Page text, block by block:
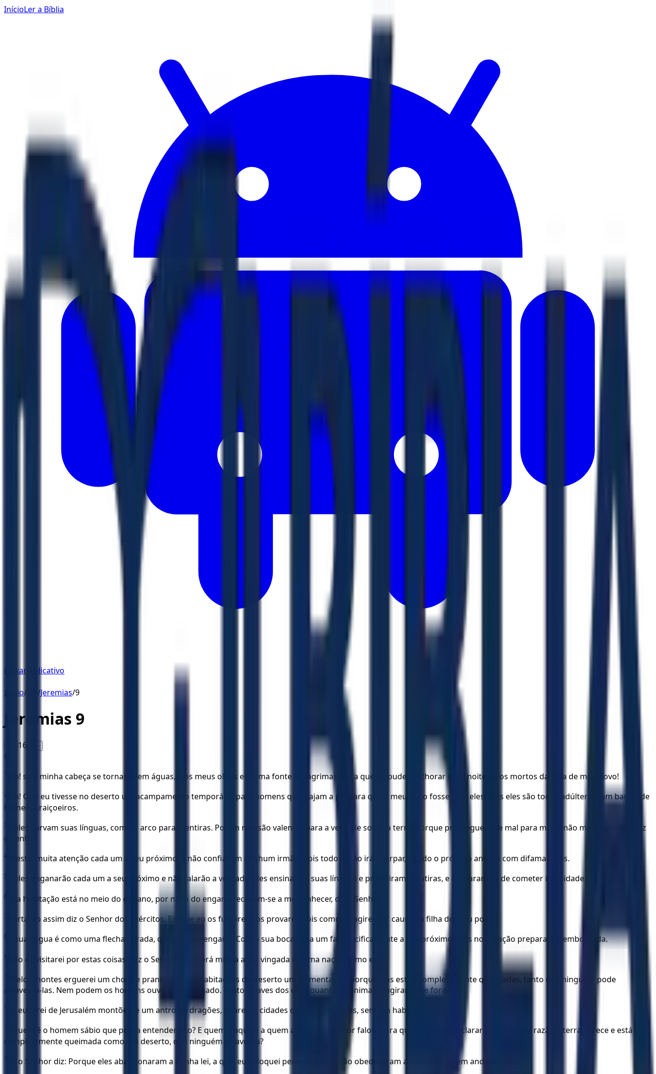
InícioLer a Bíblia
Baixar Aplicativo
Início/ /Jeremias/9
Jeremias 9
16 A+
KJF
1 Oh! se a minha cabeça se tornasse em águas, e os meus olhos em uma fonte de lágrimas, para que eu pudesse chorar dia e noite pelos mortos da filha de meu povo!
2
Oh! Que eu tivesse no deserto um acampamento temporário para homens que viajam a pé, para que o meu povo fosse com eles! Pois eles são todos adúlteros, um bando de
homens traiçoeiros.
3
E eles curvam suas línguas, como o arco para mentiras. Porém não são valentes para a verdade sobre a terra, porque prosseguem de mal para mal, e não me conhecem, diz
o Senhor.
4 Prestai muita atenção cada um a seu próximo, e não confiai em nenhum irmão, pois todo irmão irá usurpar, e todo o próximo andará com difamadores.
5 E eles enganarão cada um a seu próximo e não falarão a verdade. Eles ensinaram suas línguas e proferiram mentiras, e cansaram-se de cometer iniquidade.
6 Tua habitação está no meio do engano, por meio do engano recusam-se a me conhecer, diz o Senhor.
7 Portanto assim diz o Senhor dos Exércitos. Eis que eu os fundirei e os provarei, pois como eu agirei por causa da filha do meu povo?
8 A sua língua é como uma flecha atirada, que profere engano. Com a sua boca cada um fala pacificamente a seu próximo, mas no coração prepara-lhe emboscada.
9 Não os visitarei por estas coisas? diz o Senhor. Não será minha alma vingada de uma nação como esta?
10
Pelos montes erguerei um choro e pranto, e pelas habitações do deserto uma lamentação, porque elas estão completamente queimadas, tanto que ninguém pode
atravessá-las. Nem podem os homens ouvir a voz do gado. Tanto as aves dos céus quanto os animais, fugiram e se foram.
11 E eu farei de Jerusalém montões, e um antro de dragões, e farei as cidades de Judá desoladas, sem um habitante.
12
Quem é o homem sábio que possa entender isto? E quem é aquele a quem a boca do Senhor falou, para que ele possa declarar isto, por que razão a terra perece e está
completamente queimada como um deserto, que ninguém atravessa?
13 E o Senhor diz: Porque eles abandonaram a minha lei, a qual eu coloquei perante eles, e não obedeceram a minha voz, nem andaram nela.